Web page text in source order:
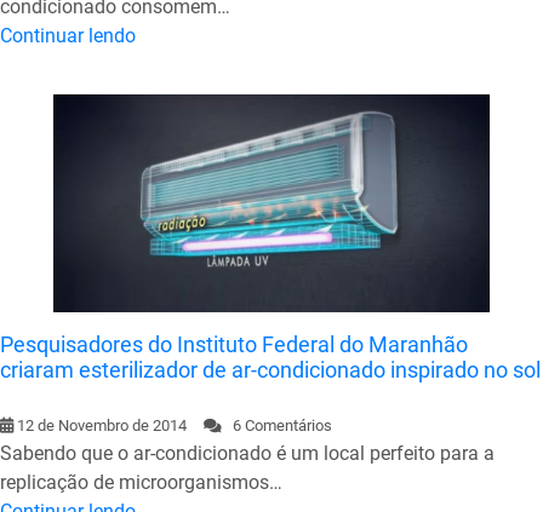
condicionado consomem…
Continuar lendo
Pesquisadores do Instituto Federal do Maranhão
criaram esterilizador de ar-condicionado inspirado no sol
12 de Novembro de 2014 6 Comentários
Sabendo que o ar-condicionado é um local perfeito para a
replicação de microorganismos…